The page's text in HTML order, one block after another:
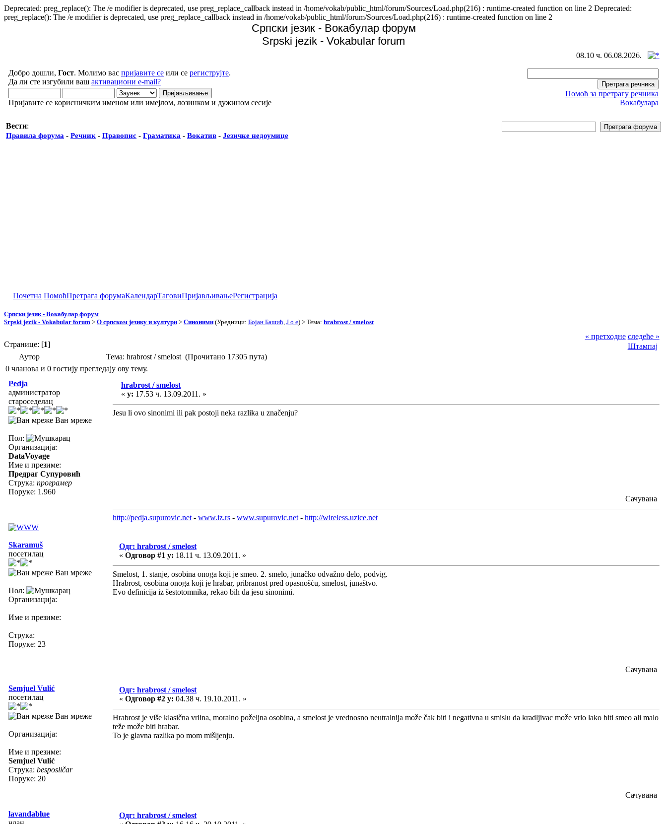
Deprecated: preg_replace(): The /e modifier is deprecated, use preg_replace_callback instead in /home/vokab/public_html/forum/Sources/Load.php(216) : runtime-created function on line 2 Deprecated:
preg_replace(): The /e modifier is deprecated, use preg_replace_callback instead in /home/vokab/public_html/forum/Sources/Load.php(216) : runtime-created function on line 2
Српски језик - Вокабулар форум
Srpski jezik - Vokabular forum
08.10 ч. 06.08.2026.
Добро дошли, Гост. Молимо вас пријавите се или се региструјте.
Да ли сте изгубили ваш активациони e-mail?
Пријавите се корисничким именом или имејлом, лозинком и дужином сесије
Помоћ за претрагу речника
Вокабулара
Вести:
Правила форума - Речник - Правопис - Граматика - Вокатив - Језичке недоумице
Почетна ПомоћПретрага форумаКалендарТаговиПријављивањеРегистрација
Српски језик - Вокабулар форум
Srpski jezik - Vokabular forum > О српском језику и култури > Синоними (Уредници: Бојан Башић J o e) > Тема: hrabrost / smelost
Странице: [1]
« претходне следеће »
Штампај
Аутор
Тема: hrabrost / smelost (Прочитано 17305 пута)
0 чланова и 0 гостију прегледају ову тему.
Pedja
администратор
староседелац
Ван мреже
Пол:
Организација:
DataVoyage
Име и презиме:
Предраг Супуровић
Струка: програмер
Поруке: 1.960
hrabrost / smelost
« у: 17.53 ч. 13.09.2011. »
Jesu li ovo sinonimi ili pak postoji neka razlika u značenju?
Сачувана
http://pedja.supurovic.net - www.iz.rs - www.supurovic.net - http://wireless.uzice.net
Skaramuš
посетилац
Ван мреже
Пол:
Организација:
Име и презиме:
Струка:
Поруке: 23
Одг: hrabrost / smelost
« Одговор #1 у: 18.11 ч. 13.09.2011. »
Smelost, 1. stanje, osobina onoga koji je smeo. 2. smelo, junačko odvažno delo, podvig.
Hrabrost, osobina onoga koji je hrabar, pribranost pred opasnošću, smelost, junaštvo.
Evo definicija iz šestotomnika, rekao bih da jesu sinonimi.
Сачувана
Semjuel Vulić
посетилац
Ван мреже
Организација:
Име и презиме:
Semjuel Vulić
Струка: besposličar
Поруке: 20
Одг: hrabrost / smelost
« Одговор #2 у: 04.38 ч. 19.10.2011. »
Hrabrost je više klasična vrlina, moralno poželjna osobina, a smelost je vrednosno neutralnija može čak biti i negativna u smislu da kradljivac može vrlo lako biti smeo ali malo
teže može biti hrabar.
To je glavna razlika po mom mišljenju.
Сачувана
lavandablue
Одг: hrabrost / smelost